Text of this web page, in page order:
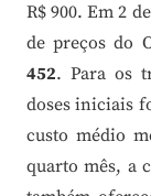
R$ 900. Em 2
de preços do
452. Para os
doses iniciais
custo médio
quarto mês, a